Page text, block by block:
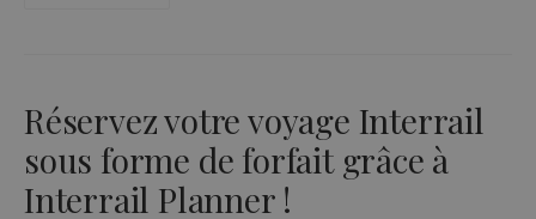
Réservez votre voyage Interrail
sous forme de forfait grâce à
Interrail Planner !